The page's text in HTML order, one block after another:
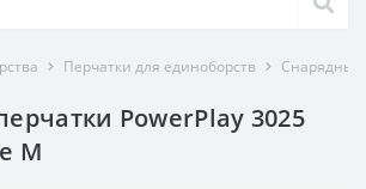
Перчатки для единоборств Снарядные
PowerPlay 3025
M